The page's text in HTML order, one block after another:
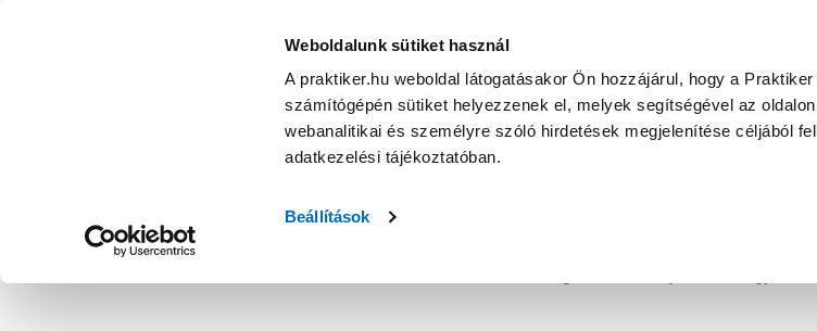
Weboldalunk sütiket használ
A praktiker.hu weboldal látogatásakor Ön hozzájárul, hogy a
számítógépén sütiket helyezzenek el, melyek segítségével az
webanalitikai és személyre szóló hirdetések megjelenítése céljából
adatkezelési tájékoztatóban.
Beállítások